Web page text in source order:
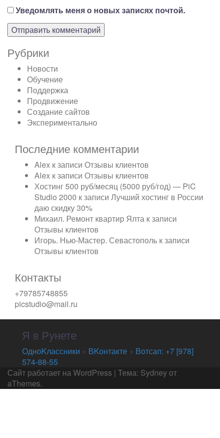
Уведомлять меня о новых записях почтой.
Рубрики
Новости
Обучение
Поддержка
Продвижение
Создание сайтов
Экспериментально
Последние комментарии
Alex к записи Отзывы клиентов
Alex к записи Отзывы клиентов
Хостинг 500 руб/месяц (5000 руб/год) — PiC
Studio 2000 к записи Лучший хостинг в России
даю скидку 30%
Михаил. Ремонт квартир Ялта к записи
Отзывы клиентов
Игорь. Нью-Мастер. Севастополь к записи
Отзывы клиентов
Контакты
+79785748855
picstudio@mail.ru
Я в Рунете
OдноKлассники + ВKонтакте + Вотсап: +7 [978]
574-88-55
Сайт работает на WordPress | Тема: Sydney от
aThemes.